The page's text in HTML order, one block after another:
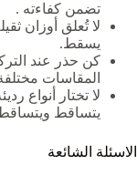
تضمن كفاءته .
لا تُعلق أوزان
يسقط.
كن حذر عند
المقاسات
لا تختار أنواع
يتساقط
الاسئلة الشائعة